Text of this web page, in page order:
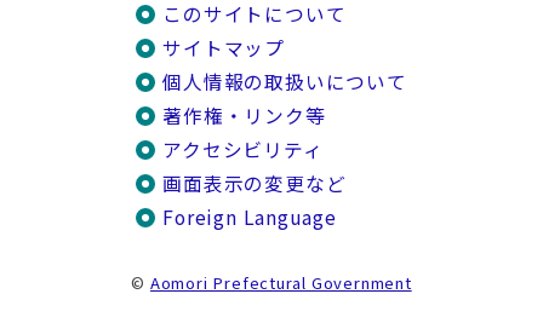
このサイトについて
サイトマップ
個人情報の取扱いについて
著作権・リンク等
アクセシビリティ
画面表示の変更など
Foreign Language
© Aomori Prefectural Government